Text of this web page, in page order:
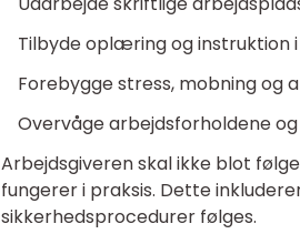
Tilbyde oplæring og instruktion
Forebygge stress, mobning og
Overvåge arbejdsforholdene
Arbejdsgiveren skal ikke blot
fungerer i praksis. Dette
sikkerhedsprocedurer følges.